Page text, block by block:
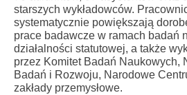
starszych wykładowców.
systematycznie powiększają
prace badawcze w ramach badań
działalności statutowej, a także
przez Komitet Badań Naukowych,
Badań i Rozwoju, Narodowe
zakłady przemysłowe.